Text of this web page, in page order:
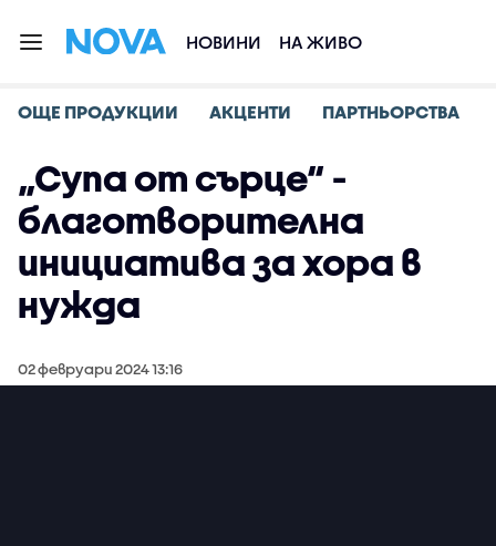
НОВИНИ НА ЖИВО
ОЩЕ ПРОДУКЦИИ АКЦЕНТИ ПАРТНЬОРСТВА
„Супа от сърце“ -
благотворителна
инициатива за хора в
нужда
02 февруари 2024 13:16